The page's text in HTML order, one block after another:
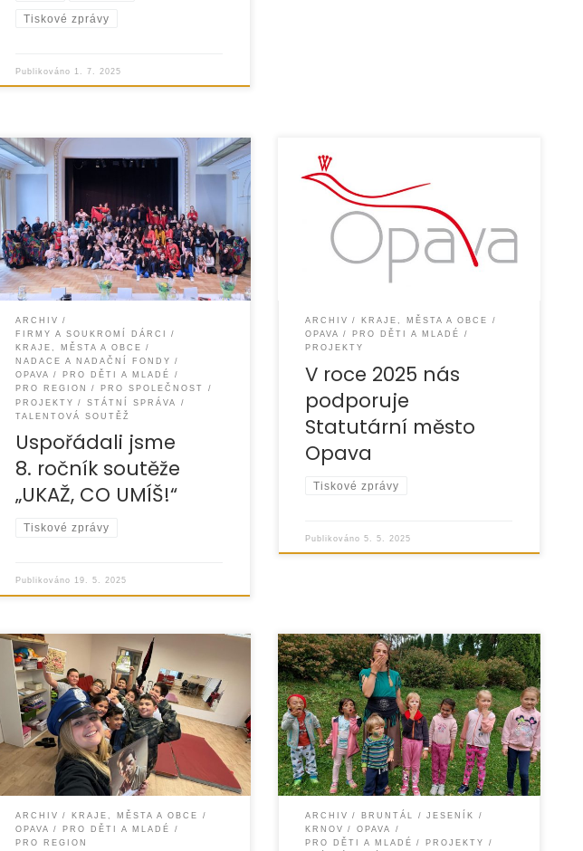
Tiskové zprávy
Publikováno 1. 7. 2025
Ve čtvrtek 15. května 2025 jsme
v krásných prostorách Kulturního
domu Na Rybníčku v Opavě
uspořádali 8. ročník talentové
soutěže „UKAŽ, CO UMÍŠ!“, na
ARCHIV
FIRMY A SOUKROMÍ DÁRCI
KRAJE, MĚSTA A OBCE
NADACE A NADAČNÍ FONDY
OPAVA
PRO DĚTI A MLADÉ
PRO REGION
PRO SPOLEČNOST
PROJEKTY
STÁTNÍ SPRÁVA
TALENTOVÁ SOUTĚŽ
Uspořádali jsme
8. ročník soutěže
„UKAŽ, CO UMÍŠ!“
Tiskové zprávy
Publikováno 19. 5. 2025
Statutární město Opava je stabilním
donátorem a podílí se na
financování sociálních služeb, které
naše organizace EUROTOPIA.CZ,
o.p.s. ve městě
ARCHIV
KRAJE, MĚSTA A OBCE
OPAVA
PRO DĚTI A MLADÉ
PROJEKTY
V roce 2025 nás
podporuje
Statutární město
Opava
Tiskové zprávy
Publikováno5. 5. 2025
Příměstský tábor „Policejní
akademie“ probíhal od 10. do
14. března 2025 a byl
nezapomenutelným zážitkem pro 15
účastníků. Děti měly možnost
seznámit se s prací policistů
ARCHIV
KRAJE, MĚSTA A OBCE
OPAVA
PRO DĚTI A MLADÉ
PRO REGION
Organizace EUROTOPIA.CZ v roce
2024 úspěšně realizovala projekt
zaměřený na vzdělávání, inkluzi
a podporu dětí ze sociálně
znevýhodněného prostředí, zejména
romské děti
ARCHIV BRUNTÁL
JESENÍK
KRNOV
OPAVA
PRO DĚTI A MLADÉ
PROJEKTY